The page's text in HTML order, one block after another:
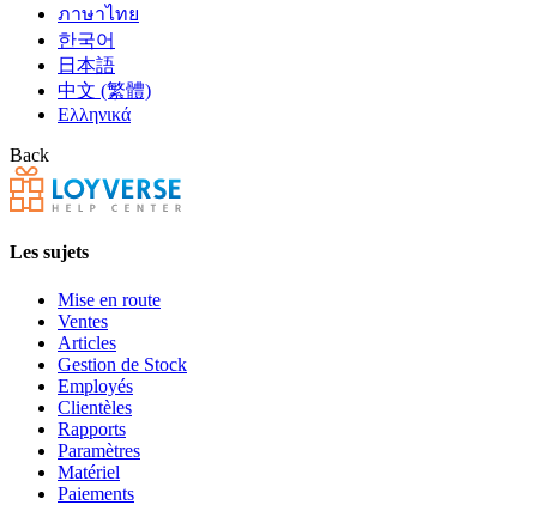
ภาษาไทย
한국어
日本語
中文 (繁體)
Ελληνικά
Back
Les sujets
Mise en route
Ventes
Articles
Gestion de Stock
Employés
Clientèles
Rapports
Paramètres
Matériel
Paiements